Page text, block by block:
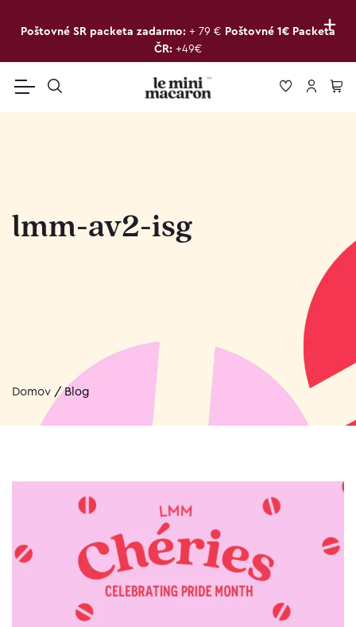
+
Poštovné SR packeta zadarmo: + 79 € Poštovné 1€ Packeta
ČR: +49€
lmm-av2-isg
Domov /Blog